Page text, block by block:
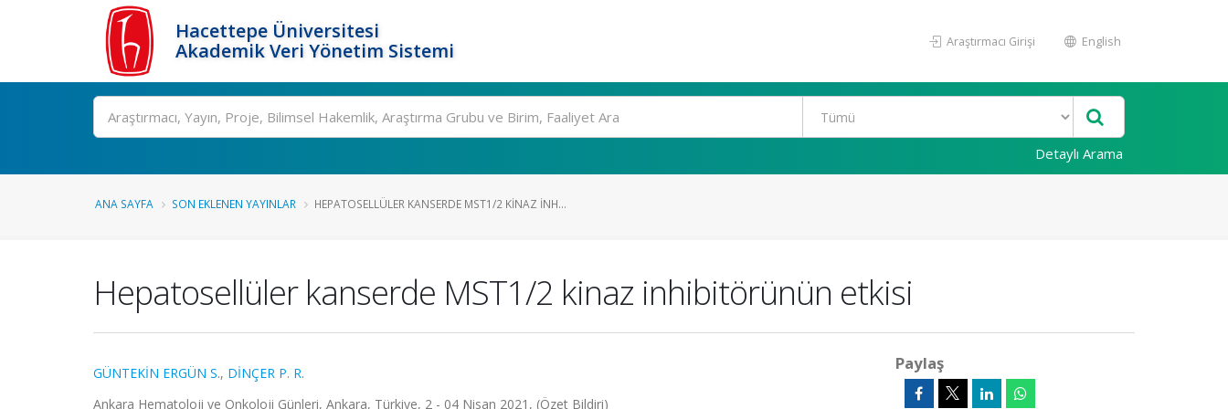
Hacettepe Üniversitesi
Akademik Veri Yönetim Sistemi
Araştırmacı Girişi English
Ara
Detaylı Arama
ANA SAYFA SON EKLENEN YAYINLAR HEPATOSELLÜLER KANSERDE MST1/2 KINAZ INH...
Hepatosellüler kanserde MST1/2 kinaz inhibitörünün etkisi
GÜNTEKİN ERGÜN S., DİNÇER P. R.
Ankara Hematoloji ve Onkoloji Günleri, Ankara, Türkiye, 2 - 04 Nisan 2021, (Özet Bildiri)
Paylaş